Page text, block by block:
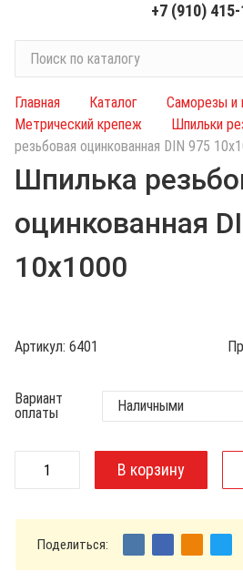
и
с
п
а
а
у
+7 (910)
Главная Каталог
Саморезы и
Метрический крепеж
Шпильки
резьбовая оцинкованная DIN 975
Шпилька
оцинкованная
10х1000
Артикул: 6401
Вариант
оплаты
Поделиться: